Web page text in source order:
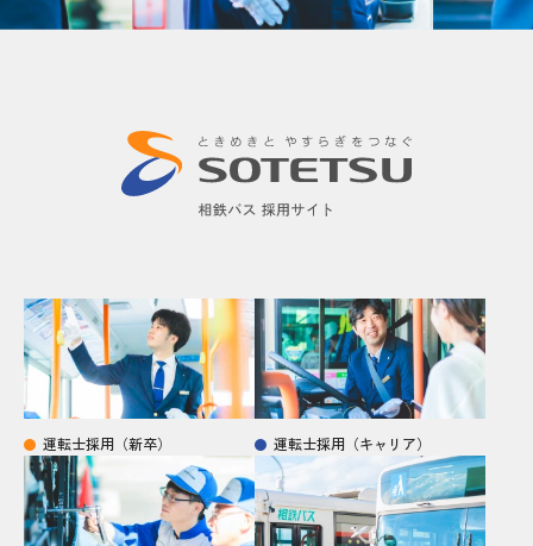
運転士採用（新卒） 運転士採用（キャリア）